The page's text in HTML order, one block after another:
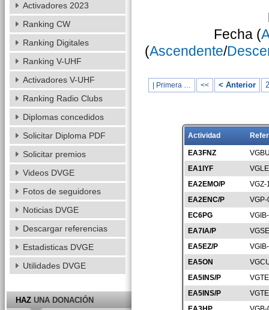
Fecha (
(Ascendente/
| Primera … << < Anterior
Actividad
EA3FNZ
EA1IYF
EA2EMO/P
VGZ-
EA2ENC/P
EC6PG
EA7IA/P
EA5EZ/P
EA5ON
EA5INS/P
EA5INS/P
Activadores 2023
Ranking CW
Ranking Digitales
Ranking V-UHF
Activadores V-UHF
Ranking Radio Clubs
Diplomas concedidos
Solicitar Diploma PDF
Solicitar premios
Videos DVGE
Fotos de seguidores
Noticias DVGE
Descargar referencias
Estadisticas DVGE
Utilidades DVGE
HAZUNA DONACIÓN